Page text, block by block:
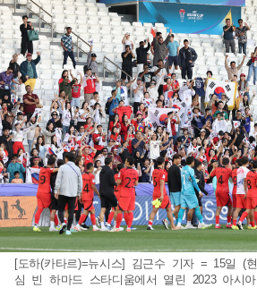
[도하(카타르)=뉴시스] 김근수 기자 = 15일 (
심 빈 하마드 스타디움에서 열린 2023 아시아